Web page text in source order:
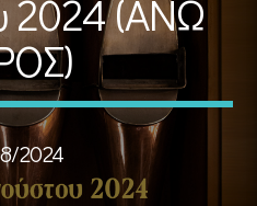
2024 (ΑΝΩ
2024